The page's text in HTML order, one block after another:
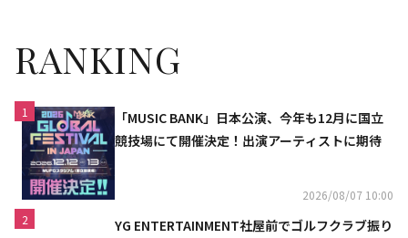
RANKING
1
「MUSIC BANK」日本公演、今年も12月に国立
競技場にて開催決定！出演アーティストに期待
2026/08/07 10:00
2
YG ENTERTAINMENT社屋前でゴルフクラブ振り